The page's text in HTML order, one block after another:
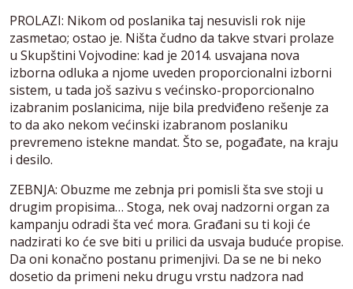
PROLAZI: Nikom od poslanika taj nesuvisli rok nije
zasmetao; ostao je. Ništa čudno da takve stvari prolaze
u Skupštini Vojvodine: kad je 2014. usvajana nova
izborna odluka a njome uveden proporcionalni izborni
sistem, u tada još sazivu s većinsko-proporcionalno
izabranim poslanicima, nije bila predviđeno rešenje za
to da ako nekom većinski izabranom poslaniku
prevremeno istekne mandat. Što se, pogađate, na kraju
i desilo.
ZEBNJA: Obuzme me zebnja pri pomisli šta sve stoji u
drugim propisima… Stoga, nek ovaj nadzorni organ za
kampanju odradi šta već mora. Građani su ti koji će
nadzirati ko će sve biti u prilici da usvaja buduće propise.
Da oni konačno postanu primenjivi. Da se ne bi neko
dosetio da primeni neku drugu vrstu nadzora nad